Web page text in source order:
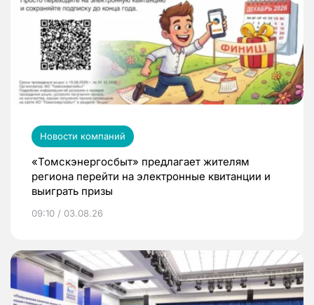
Новости компаний
«Томскэнергосбыт» предлагает жителям
региона перейти на электронные квитанции и
выиграть призы
09:10 / 03.08.26